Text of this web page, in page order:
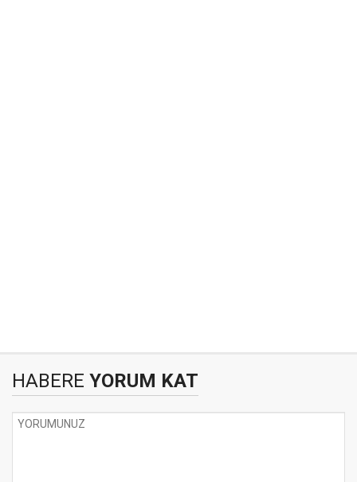
HABERE YORUM KAT